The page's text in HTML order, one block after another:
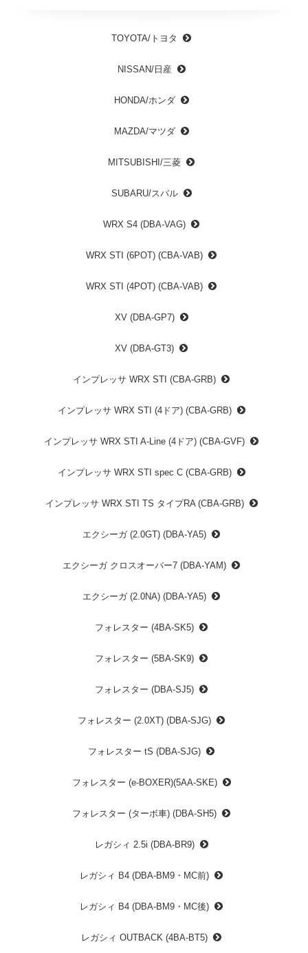
TOYOTA/トヨタ
NISSAN/日産
HONDA/ホンダ
MAZDA/マツダ
MITSUBISHI/三菱
SUBARU/スバル
WRX S4 (DBA-VAG)
WRX STI (6POT) (CBA-VAB)
WRX STI (4POT) (CBA-VAB)
XV (DBA-GP7)
XV (DBA-GT3)
インプレッサ WRX STI (CBA-GRB)
インプレッサ WRX STI (4ドア) (CBA-GRB)
インプレッサ WRX STI A-Line (4ドア) (CBA-GVF)
インプレッサ WRX STI spec C (CBA-GRB)
インプレッサ WRX STI TS タイプRA (CBA-GRB)
エクシーガ (2.0GT) (DBA-YA5)
エクシーガ クロスオーバー7 (DBA-YAM)
エクシーガ (2.0NA) (DBA-YA5)
フォレスター (4BA-SK5)
フォレスター (5BA-SK9)
フォレスター (DBA-SJ5)
フォレスター (2.0XT) (DBA-SJG)
フォレスター tS (DBA-SJG)
フォレスター (e-BOXER)(5AA-SKE)
フォレスター (ターボ車) (DBA-SH5)
レガシィ 2.5i (DBA-BR9)
レガシィ B4 (DBA-BM9・MC前)
レガシィ B4 (DBA-BM9・MC後)
レガシィ OUTBACK (4BA-BT5)